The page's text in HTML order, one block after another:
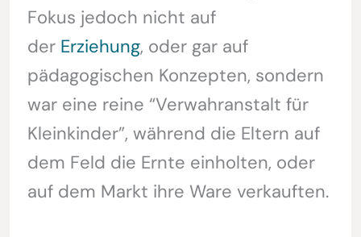
Fokus jedoch nicht auf
der Erziehung, oder gar auf
pädagogischen Konzepten, sondern
war eine reine “Verwahranstalt für
Kleinkinder”, während die Eltern auf
dem Feld die Ernte einholten, oder
auf dem Markt ihre Ware verkauften.